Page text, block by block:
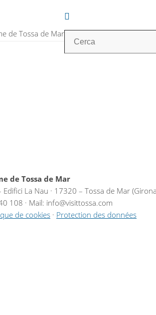
de Tossa de Mar
de Tossa de Mar
Edifici La Nau · 17320 – Tossa de Mar
108 · Mail: info@visittossa.com
de cookies · Protection des données